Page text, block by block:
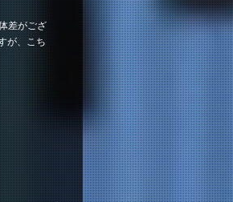
差がござ
が、こち